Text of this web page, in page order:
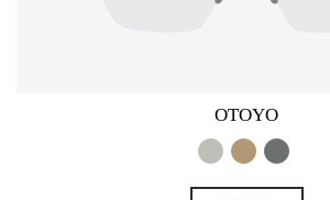
OTOYO